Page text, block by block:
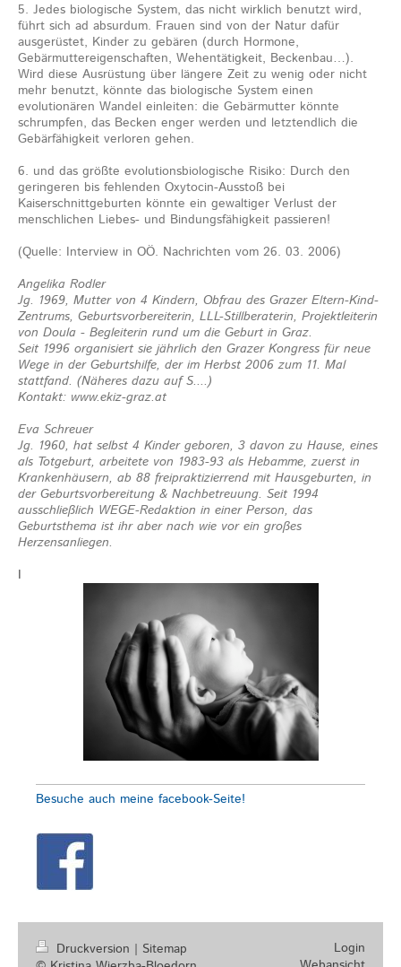
5. Jedes biologische System, das nicht wirklich benutzt wird,
führt sich ad absurdum. Frauen sind von der Natur dafür
ausgerüstet, Kinder zu gebären (durch Hormone,
Gebärmuttereigenschaften, Wehentätigkeit, Beckenbau…).
Wird diese Ausrüstung über längere Zeit zu wenig oder nicht
mehr benutzt, könnte das biologische System einen
evolutionären Wandel einleiten: die Gebärmutter könnte
schrumpfen, das Becken enger werden und letztendlich die
Gebärfähigkeit verloren gehen.
6. und das größte evolutionsbiologische Risiko: Durch den
geringeren bis fehlenden Oxytocin-Ausstoß bei
Kaiserschnittgeburten könnte ein gewaltiger Verlust der
menschlichen Liebes- und Bindungsfähigkeit passieren!
(Quelle: Interview in OÖ. Nachrichten vom 26. 03. 2006)
Angelika Rodler
Jg. 1969, Mutter von 4 Kindern, Obfrau des Grazer Eltern-Kind-
Zentrums, Geburtsvorbereiterin, LLL-Stillberaterin, Projektleiterin
von Doula - Begleiterin rund um die Geburt in Graz.
Seit 1996 organisiert sie jährlich den Grazer Kongress für neue
Wege in der Geburtshilfe, der im Herbst 2006 zum 11. Mal
stattfand. (Näheres dazu auf S....)
Kontakt: www.ekiz-graz.at
Eva Schreuer
Jg. 1960, hat selbst 4 Kinder geboren, 3 davon zu Hause, eines
als Totgeburt, arbeitete von 1983-93 als Hebamme, zuerst in
Krankenhäusern, ab 88 freipraktizierrend mit Hausgeburten, in
der Geburtsvorbereitung & Nachbetreuung. Seit 1994
ausschließlich WEGE-Redaktion in einer Person, das
Geburtsthema ist ihr aber nach wie vor ein großes
Herzensanliegen.
I
Besuche auch meine facebook-Seite!
Druckversion | Sitemap
Login